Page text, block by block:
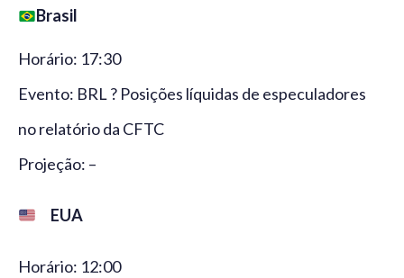
Brasil
Horário: 17:30
Evento: BRL ? Posições líquidas de especuladores
no relatório da CFTC
Projeção: –
EUA
Horário: 12:00